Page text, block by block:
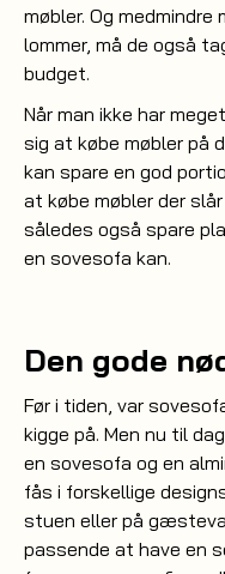
møbler. Og
lommer, må de også
budget.
Når man ikke har
sig at købe møbler på
kan spare en god
at købe møbler der
således også spare
en sovesofa kan.
Den gode
Før i tiden, var
kigge på. Men nu til
en sovesofa og en
fås i forskellige
stuen eller på
passende at have en